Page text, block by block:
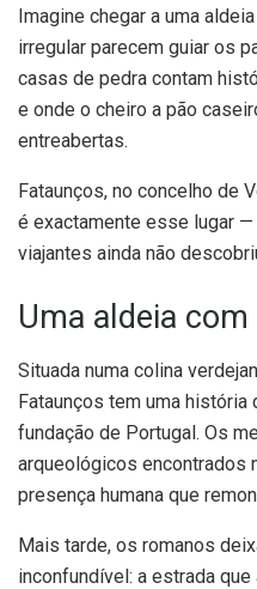
Imagine chegar a uma
irregular parecem guiar os
casas de pedra contam
e onde o cheiro a pão
entreabertas.
Fataunços, no concelho de
é exactamente esse lugar
viajantes ainda não
Uma aldeia
Situada numa colina
Fataunços tem uma
fundação de Portugal. Os
arqueológicos encontrados
presença humana que
Mais tarde, os romanos
inconfundível: a estrada